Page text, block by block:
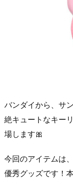
バンダイから、サ
絶キュートなキー
場します🎀
今回のアイテムは
優秀グッズです！